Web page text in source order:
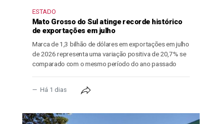
ESTADO
Mato Grosso do Sul atinge recorde histórico
de exportações em julho
Marca de 1,3 bilhão de dólares em exportações em julho
de 2026 representa uma variação positiva de 20,7% se
comparado com o mesmo período do ano passado
Há 1 dias